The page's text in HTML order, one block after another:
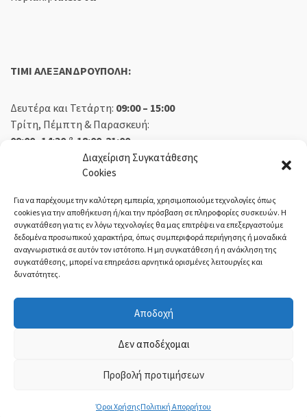
Διαχείριση Συγκατάθεσης
Cookies
Για να παρέχουμε την καλύτερη εμπειρία, χρησιμοποιούμε τεχνολογίες όπως
cookies για την αποθήκευση ή/και την πρόσβαση σε πληροφορίες συσκευών. Η
συγκατάθεση για τις εν λόγω τεχνολογίες θα μας επιτρέψει να επεξεργαστούμε
δεδομένα προσωπικού χαρακτήρα, όπως συμπεριφορά περιήγησης ή μοναδικά
αναγνωριστικά σε αυτόν τον ιστότοπο. Η μη συγκατάθεση ή η ανάκληση της
συγκατάθεσης, μπορεί να επηρεάσει αρνητικά ορισμένες λειτουργίες και
δυνατότητες.
Αποδοχή
Δεν αποδέχομαι
Προβολή προτιμήσεων
Όροι ΧρήσηςΠολιτική Απορρήτου
TIMI ΑΛΕΞΑΝΔΡΟΥΠΟΛΗ:
Δευτέρα και Τετάρτη: 09:00 – 15:00
Τρίτη, Πέμπτη & Παρασκευή:
09:00 -14:30 & 18:00-21:00
09:00 – 14:30
Κλειστά
ΕΚΘΕΣΗ ΟΡΕΣΤΙΑΔΑ:
Τρίτη, Πέμπτη, Παρασκευή:08:30 – 14:00 & 18:00 – 21:00
ΤΙ-ΜΙ Τσολακίδης - ©2021 | ΓΕΜΗ: